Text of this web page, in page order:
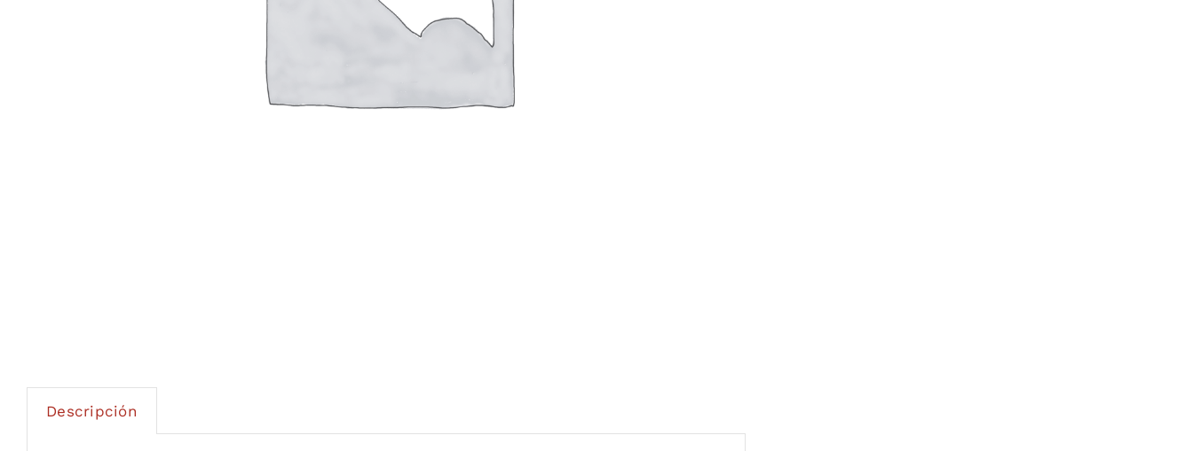
Descripción